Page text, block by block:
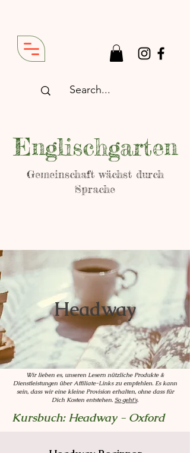
Englischgarten
Gemeinschaft wächst durch
Sprache
Headway
Wir lieben es, unseren Lesern nützliche Produkte &
Dienstleistungen über Affiliate-Links zu empfehlen. Es kann
sein, dass wir eine kleine Provision erhalten, ohne dass für
Dich Kosten entstehen. So geht's.
Kursbuch: Headway - Oxford